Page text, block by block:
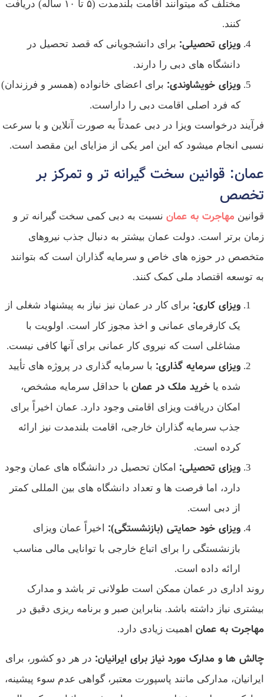
مختلف که میتوانند اقامت بلندمدت (۵ تا ۱۰ ساله) دریافت
کنند.
ویزای تحصیلی: برای دانشجویانی که قصد تحصیل در
دانشگاه‌ های دبی را دارند.
ویزای خویشاوندی: برای اعضای خانواده (همسر و فرزندان)
که فرد اصلی اقامت دبی را داراست.
فرآیند درخواست ویزا در دبی عمدتاً به صورت آنلاین و با سرعت
نسبی انجام میشود که این امر یکی از مزایای این مقصد است.
عمان: قوانین سخت‌ گیرانه‌ تر و تمرکز بر
تخصص
قوانین مهاجرت به عمان نسبت به دبی کمی سخت‌ گیرانه‌ تر و
زمان‌ برتر است. دولت عمان بیشتر به دنبال جذب نیروهای
متخصص در حوزه‌ های خاص و سرمایه‌ گذاران است که بتوانند
به توسعه اقتصاد ملی کمک کنند.
ویزای کاری: برای کار در عمان نیز نیاز به پیشنهاد شغلی از
یک کارفرمای عمانی و اخذ مجوز کار است. اولویت با
مشاغلی است که نیروی کار عمانی برای آنها کافی نیست.
ویزای سرمایه‌ گذاری: با سرمایه‌ گذاری در پروژه‌ های تأیید
شده یا خرید ملک در عمان با حداقل سرمایه مشخص،
امکان دریافت ویزای اقامتی وجود دارد. عمان اخیراً برای
جذب سرمایه‌ گذاران خارجی، اقامت بلندمدت نیز ارائه
کرده است.
ویزای تحصیلی: امکان تحصیل در دانشگاه‌ های عمان وجود
دارد، اما فرصت‌ ها و تعداد دانشگاه‌ های بین‌ المللی کمتر
از دبی است.
ویزای خود حمایتی (بازنشستگی): اخیراً عمان ویزای
بازنشستگی را برای اتباع خارجی با توانایی مالی مناسب
ارائه داده است.
روند اداری در عمان ممکن است طولانی‌ تر باشد و مدارک
بیشتری نیاز داشته باشد. بنابراین صبر و برنامه‌ ریزی دقیق در
مهاجرت به عمان اهمیت زیادی دارد.
چالش‌ ها و مدارک مورد نیاز برای ایرانیان: در هر دو کشور، برای
ایرانیان، مدارکی مانند پاسپورت معتبر، گواهی عدم سوء پیشینه،